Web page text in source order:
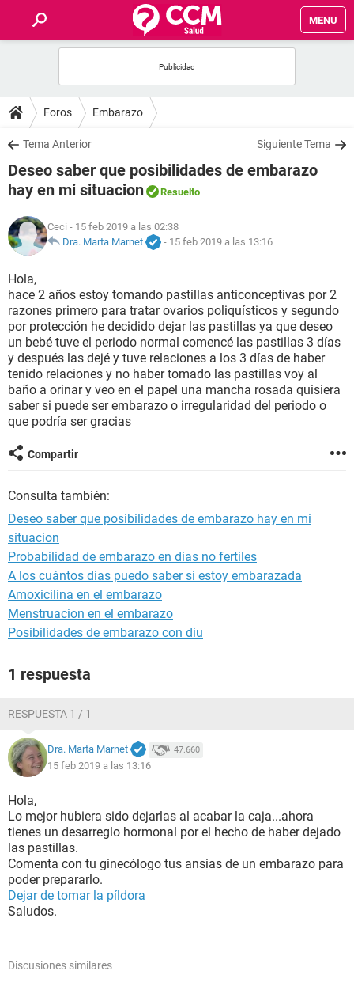
MENU
FOROS
SALUD
FAMILIA
NUTRICIÓN
SEXUALIDAD
GLOSARIO
Foros Embarazo
Tema Anterior Siguiente Tema
Deseo saber que posibilidades de embarazo
hay en mi situacion
Resuelto
Ceci - 15 feb 2019 a las 02:38
Dra. Marta Marnet
- 15 feb 2019 a las 13:16
Hola,
hace 2 años estoy tomando pastillas anticonceptivas por 2
razones primero para tratar ovarios poliquísticos y segundo
por protección he decidido dejar las pastillas ya que deseo
un bebé tuve el periodo normal comencé las pastillas 3 días
y después las dejé y tuve relaciones a los 3 días de haber
tenido relaciones y no haber tomado las pastillas voy al
baño a orinar y veo en el papel una mancha rosada quisiera
saber si puede ser embarazo o irregularidad del periodo o
que podría ser gracias
Compartir
Consulta también:
Deseo saber que posibilidades de embarazo hay en mi
situacion
Probabilidad de embarazo en dias no fertiles
A los cuántos dias puedo saber si estoy embarazada
Amoxicilina en el embarazo
Menstruacion en el embarazo
Posibilidades de embarazo con diu
1 respuesta
RESPUESTA 1 / 1
Dra. Marta Marnet 47.660
15 feb 2019 a las 13:16
Hola,
Lo mejor hubiera sido dejarlas al acabar la caja...ahora
tienes un desarreglo hormonal por el hecho de haber dejado
las pastillas.
Comenta con tu ginecólogo tus ansias de un embarazo para
poder prepararlo.
Dejar de tomar la píldora
Saludos.
Discusiones similares